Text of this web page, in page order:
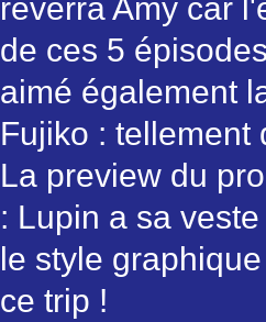
reverra Amy car
de ces 5
aimé également
Fujiko : tellement
La preview du
: Lupin a sa
le style
ce trip !